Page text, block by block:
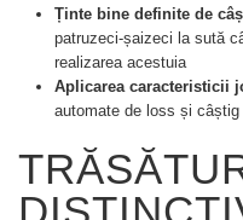
Ținte bine definite de
patruzeci-șaizeci la sută
realizarea acestuia
Aplicarea caracteristicii
automate de loss și